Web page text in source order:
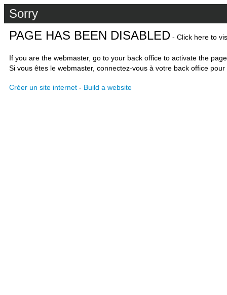
Sorry
PAGE HAS BEEN DISABLED - Click here to
If you are the webmaster, go to your back office to activate the
Si vous êtes le webmaster, connectez-vous à votre back office
Créer un site internet - Build a website